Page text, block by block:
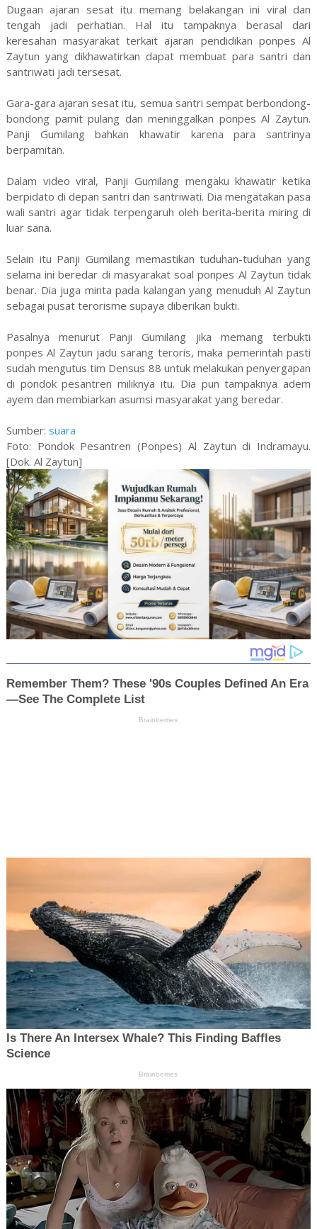
Dugaan ajaran sesat itu memang belakangan ini viral dan
tengah jadi perhatian. Hal itu tampaknya berasal dari
keresahan masyarakat terkait ajaran pendidikan ponpes Al
Zaytun yang dikhawatirkan dapat membuat para santri dan
santriwati jadi tersesat.
Gara-gara ajaran sesat itu, semua santri sempat berbondong-
bondong pamit pulang dan meninggalkan ponpes Al Zaytun.
Panji Gumilang bahkan khawatir karena para santrinya
berpamitan.
Dalam video viral, Panji Gumilang mengaku khawatir ketika
berpidato di depan santri dan santriwati. Dia mengatakan pasa
wali santri agar tidak terpengaruh oleh berita-berita miring di
luar sana.
Selain itu Panji Gumilang memastikan tuduhan-tuduhan yang
selama ini beredar di masyarakat soal ponpes Al Zaytun tidak
benar. Dia juga minta pada kalangan yang menuduh Al Zaytun
sebagai pusat terorisme supaya diberikan bukti.
Pasalnya menurut Panji Gumilang jika memang terbukti
ponpes Al Zaytun jadu sarang teroris, maka pemerintah pasti
sudah mengutus tim Densus 88 untuk melakukan penyergapan
di pondok pesantren miliknya itu. Dia pun tampaknya adem
ayem dan membiarkan asumsi masyarakat yang beredar.
Sumber: suara
Foto: Pondok Pesantren (Ponpes) Al Zaytun di Indramayu.
[Dok. Al Zaytun]